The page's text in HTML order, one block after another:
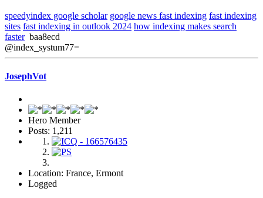
speedyindex google scholar google news fast indexing fast indexing
sites fast indexing in outlook 2024 how indexing makes search
fasterbaa8ecd
@index_systum77=
JosephVot
Hero Member
Posts: 1,211
Location: France, Ermont
Logged